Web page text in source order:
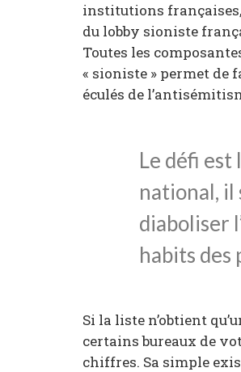
institutions
du lobby sioniste
Toutes les
« sioniste » permet de
éculés de
Le défi est
national, il
diaboliser
habits des
Si la liste n’obtient
certains bureaux de
chiffres. Sa simple